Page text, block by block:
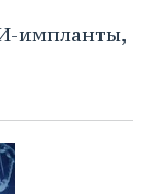
импланты,